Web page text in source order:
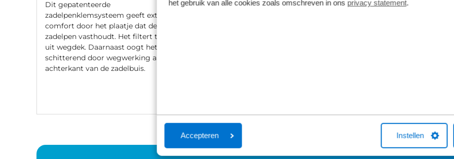
het gebruik van alle cookies zoals omschreven in ons privacy statement.
Accepteren Instellen
Dit gepatenteerde
zadelpenklemsysteem geeft extra
comfort door het plaatje dat de
zadelpen vasthoudt. Het filtert trillingen
uit wegdek. Daarnaast oogt het
schitterend door wegwerking aan de
achterkant van de zadelbuis.
Bij aanschaf van een nieuwe fiets stellen
Een Kingpolis
Broekhuis-
met één van
je online een
helpen met